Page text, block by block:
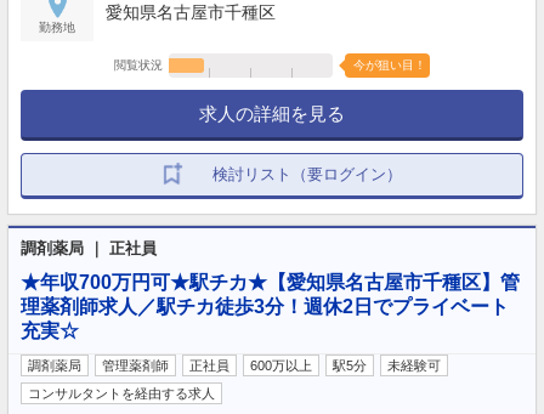
勤務地
愛知県名古屋市千種区
閲覧状況 今が狙い目！
求人の詳細を見る
検討リスト（要ログイン）
調剤薬局 ｜ 正社員
★年収700万円可★駅チカ★【愛知県名古屋市千種区】管
理薬剤師求人／駅チカ徒歩3分！週休2日でプライベート
充実☆
調剤薬局 管理薬剤師 正社員 600万以上 駅5分
未経験可
コンサルタントを経由する求人